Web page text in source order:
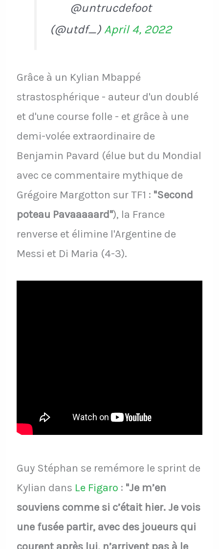
@untrucdefoot
(@utdf_) April 4, 2022
Grâce à un Kylian Mbappé
strastosphérique - auteur d'un doublé
et d'une course folle - et grâce à une
demi-volée extraordinaire de
Benjamin Pavard (élue but du Mondial
avec ce commentaire mythique de
Grégoire Margotton sur TF1 : "Second
poteau Pavaaaaard"), la France
renverse et élimine l'Argentine de
Messi et Di Maria (4-3).
Guy Stéphan se remémore le sprint de
Kylian dans Le Figaro : "Je m’en
souviens comme si c’était hier. Je vois
une fusée partir, avec des joueurs qui